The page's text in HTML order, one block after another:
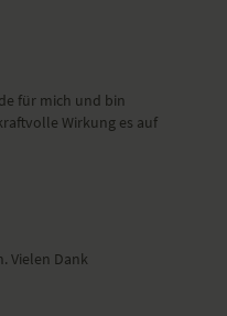
Atems und kommst Atemzug
nicht der gewohnten
für mich und bin
Wirkung es auf
Vielen Dank